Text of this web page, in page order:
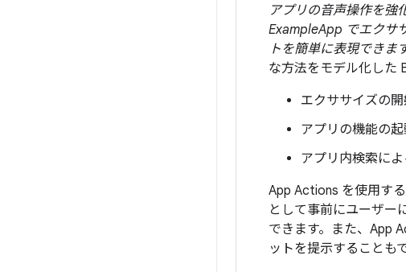
アプリの音声操作を強
ExampleApp でエクサ
トを簡単に表現できます
な方法をモデル化した
エクササイズの
アプリの機能の起
アプリ内検索に
App Actions を使用す
として事前にユーザー
できます。また、App
ットを提示することも